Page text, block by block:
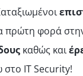
πρώτη φορά
καθώς και
στο ΙΤ Security!